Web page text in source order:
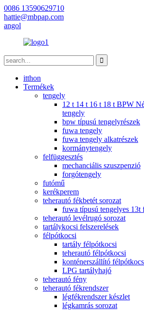
0086 13590629710
hattie@mbpap.com
angol
itthon
Termékek
tengely
12 t 14 t 16 t 18 t BPW
tengely
bpw típusú tengelyrészek
fuwa tengely
fuwa tengely alkatrészek
kormánytengely
felfüggesztés
mechanciális szuszpenzió
forgótengely
futómű
kerékperem
teherautó fékbetét sorozat
fuwa típusú tengelyes 13t
teherautó levélrugó sorozat
tartálykocsi felszerelések
félpótkocsi
tartály félpótkocsi
teherautó félpótkocsi
konténerszállító
LPG tartályhajó
teherautó fény
teherautó fékrendszer
légfékrendszer készlet
légkamrás sorozat